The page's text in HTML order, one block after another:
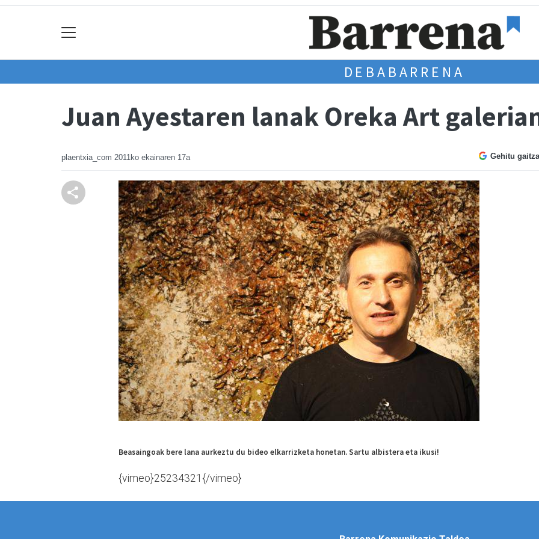
DEBABARRENA
Juan Ayestaren lanak Oreka Art
plaentxia_com 2011ko ekainaren 17a Gehitu
Beasaingoak bere lana aurkeztu du bideo elkarrizketa honetan. Sartu albistera eta ikusi!
{vimeo}25234321{/vimeo}